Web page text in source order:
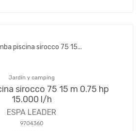
Jardín y camping
sirocco 75 15 m 0.75 hp
15.000 l/h
ESPA LEADER
9704360